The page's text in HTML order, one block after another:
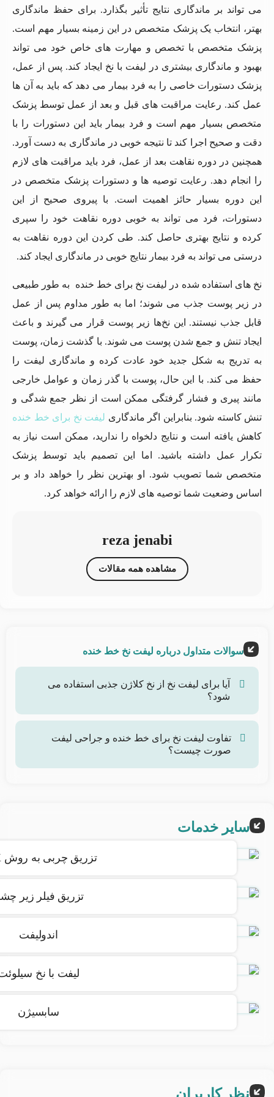
می‌ تواند بر ماندگاری نتایج تأثیر بگذارد. برای حفظ ماندگاری
بهتر، انتخاب یک پزشک متخصص در این زمینه بسیار مهم است.
پزشک متخصص با تخصص و مهارت‌ های خاص خود می ‌تواند
بهبود و ماندگاری بیشتری در لیفت با نخ ایجاد کند. پس از عمل،
پزشک دستورات خاصی را به فرد بیمار می ‌دهد که باید به آن‌ ها
عمل کند. رعایت مراقبت ‌های قبل و بعد از عمل توسط پزشک
متخصص بسیار مهم است و فرد بیمار باید این دستورات را با
دقت و صحیح اجرا کند تا نتیجه خوبی در ماندگاری به دست آورد.
همچنین در دوره نقاهت بعد از عمل، فرد باید مراقبت ‌های لازم
را انجام دهد. رعایت توصیه ‌ها و دستورات پزشک متخصص در
این دوره بسیار حائز اهمیت است. با پیروی صحیح از این
دستورات، فرد می ‌تواند به خوبی دوره نقاهت خود را سپری
کرده و نتایج بهتری حاصل کند. طی کردن این دوره نقاهت به
درستی می ‌تواند به فرد بیمار نتایج خوبی در ماندگاری ایجاد کند.
نخ های استفاده شده در لیفت نخ برای خط خنده به طور طبیعی
در زیر پوست جذب می ‌شوند؛ اما به طور مداوم پس از عمل
قابل جذب نیستند. این نخ‌ها زیر پوست قرار می ‌گیرند و باعث
ایجاد تنش و جمع شدن پوست می‌ شوند. با گذشت زمان، پوست
به تدریج به شکل جدید خود عادت کرده و ماندگاری لیفت را
حفظ می کند. با این حال، پوست با گذر زمان و عوامل خارجی
مانند پیری و فشار گرفتگی ممکن است از نظر جمع شدگی و
تنش کاسته شود. بنابراین اگر ماندگاری لیفت نخ برای خط خنده
کاهش یافته است و نتایج دلخواه را ندارید، ممکن است نیاز به
تکرار عمل داشته باشید. اما این تصمیم باید توسط پزشک
متخصص شما تصویب شود. او بهترین نظر را خواهد داد و بر
اساس وضعیت شما توصیه های لازم را ارائه خواهد کرد.
reza jenabi
مشاهده همه مقالات
سوالات متداول درباره لیفت نخ خط خنده
آیا برای لیفت نخ از نخ کلاژن جذبی استفاده می
شود؟
بله، برای لیفت نخ از نخ کلاژن جذبی استفاده می شود.
خطوط خنده که به آن خطوط نازولیبیال نیز می گویند،
خطوطی هستند که از کناره های بینی تا گوشه های دهان
تفاوت لیفت نخ برای خط خنده و جراحی لیفت
صورت چیست؟
نسبت به جراحی لیفت صورت کمتر تهاجمی است،
حداقل زمان استراحت را نیاز دارد و تولید کلاژن را برای
نتایج طولانی مدت تحریک می کند.
سایر خدمات
تزریق چربی به روش PRX
تزریق فیلر زیر
اندولیفت
لیفت با نخ
سابسیژن